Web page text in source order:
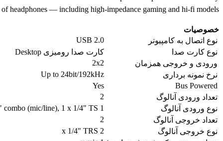
of headphones — including high-impedance gaming and hi-fi models.
خصوصیات
نوع اتصال به کامپیوتر
USB 2.0
نوع کارت صدا
کارت صدا رومیزی Desktop
ورودی و خروجی همزمان
2x2
نرخ نمونه برداری
Up to 24bit/192kHz
Bus Powered
Yes
تعداد ورودی آنالوگ
2
نوع ورودی آنالوگ
1 x XLR-1/4" combo (mic/line), 1 x 1/4" TS
تعداد خروجی آنالوگ
2
نوع خروجی آنالوگ
2 x 1/4" TRS